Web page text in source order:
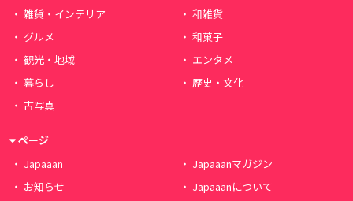
雑貨・インテリア
和雑貨
グルメ
和菓子
観光・地域
エンタメ
暮らし
歴史・文化
古写真
ページ
Japaaan
Japaaanマガジン
お知らせ
Japaaanについて